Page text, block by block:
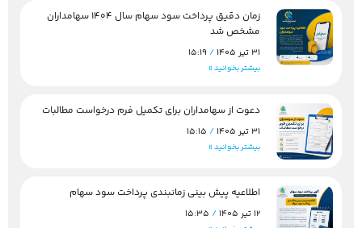
زمان دقیق پرداخت سود سهام سال 1404 سهامداران
مشخص شد
31 تیر 1405
بیشتر بخوانید »
دعوت از سهامداران برای تکمیل فرم درخواست مطالبات
31 تیر 1405
بیشتر بخوانید »
اطلاعیه پیش بینی زمانبندی پرداخت سود سهام
12 تیر 1405